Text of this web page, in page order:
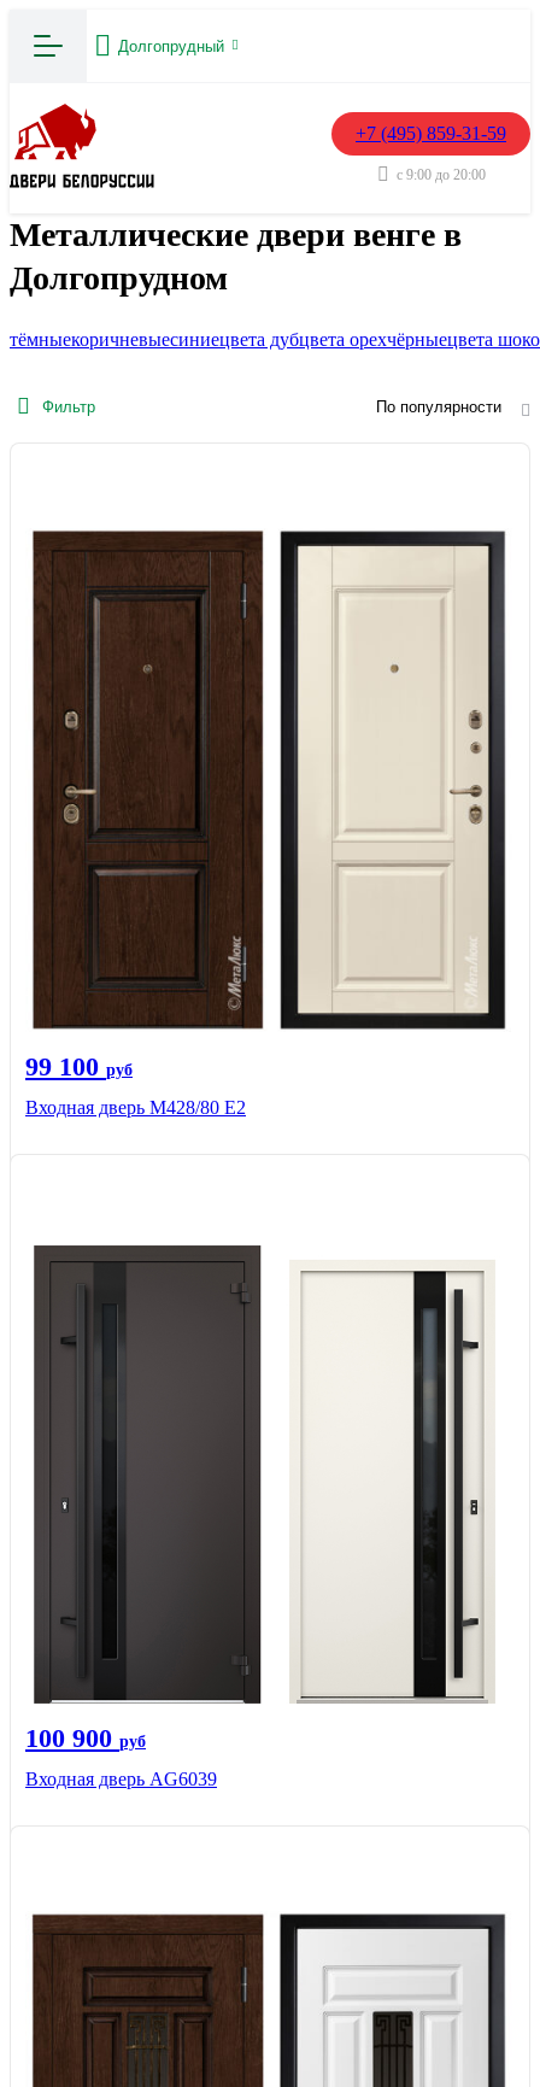
Долгопрудный
+7 (495) 859-31-59
с 9:00 до 20:00
Металлические двери венге в
Долгопрудном
тёмныекоричневыесиниецвета дубцвета орехчёрныецвета
Фильтр По популярности
99 100 руб
Входная дверь М428/80 Е2
100 900 руб
Входная дверь AG6039